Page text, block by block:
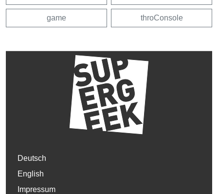
game throConsole
Deutsch
English
Impressum